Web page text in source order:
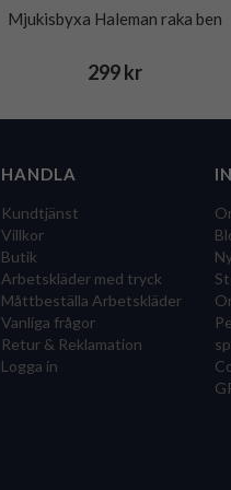
Mjukisbyxa Haleman raka ben
299 kr
HANDLA
Kundtjänst
Villkor
Butik
Arbetskläder med tryck
Måttbeställa Arbetskläder
Vanliga frågor
Retur & Reklamation
Logga in